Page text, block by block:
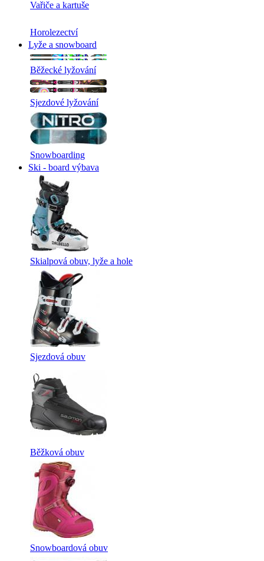
Vařiče a kartuše
Horolezectví
Lyže a snowboard
Běžecké lyžování
Sjezdové lyžování
Snowboarding
Ski - board výbava
Skialpová obuv, lyže a hole
Sjezdová obuv
Běžková obuv
Snowboardová obuv